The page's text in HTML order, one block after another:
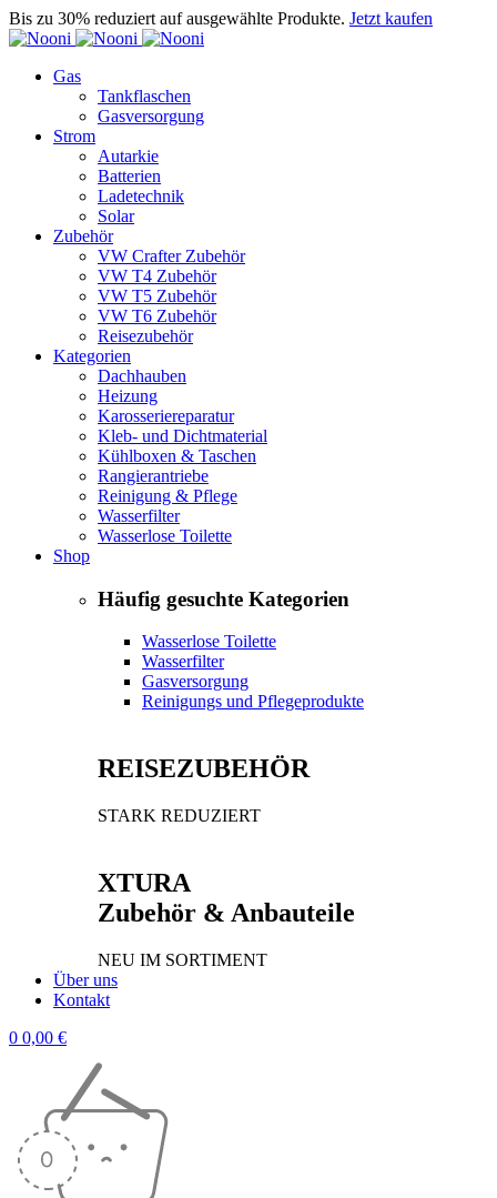
Bis zu 30% reduziert auf ausgewählte Produkte. Jetzt kaufen
Gas
Tankflaschen
Gasversorgung
Strom
Autarkie
Batterien
Ladetechnik
Solar
Zubehör
VW Crafter Zubehör
VW T4 Zubehör
VW T5 Zubehör
VW T6 Zubehör
Reisezubehör
Kategorien
Dachhauben
Heizung
Karosseriereparatur
Kleb- und Dichtmaterial
Kühlboxen & Taschen
Rangierantriebe
Reinigung & Pflege
Wasserfilter
Wasserlose Toilette
Shop
Häufig gesuchte Kategorien
Wasserlose Toilette
Wasserfilter
Gasversorgung
Reinigungs und Pflegeprodukte
REISEZUBEHÖR
STARK REDUZIERT
XTURA
Zubehör & Anbauteile
NEU IM SORTIMENT
Über uns
Kontakt
0 0,00 €